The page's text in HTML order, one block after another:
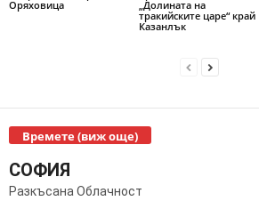
Оряховица
„Долината на
тракийските царе“ край
Казанлък
Времете (виж още)
СОФИЯ
Разкъсана Облачност